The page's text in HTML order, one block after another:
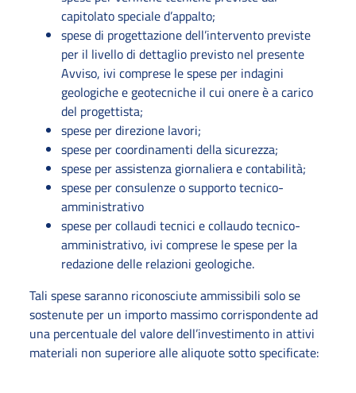
capitolato speciale d’appalto;
spese di progettazione dell’intervento previste
per il livello di dettaglio previsto nel presente
Avviso, ivi comprese le spese per indagini
geologiche e geotecniche il cui onere è a carico
del progettista;
spese per direzione lavori;
spese per coordinamenti della sicurezza;
spese per assistenza giornaliera e contabilità;
spese per consulenze o supporto tecnico-
amministrativo
spese per collaudi tecnici e collaudo tecnico-
amministrativo, ivi comprese le spese per la
redazione delle relazioni geologiche.
Tali spese saranno riconosciute ammissibili solo se
sostenute per un importo massimo corrispondente ad
una percentuale del valore dell’investimento in attivi
materiali non superiore alle aliquote sotto specificate: